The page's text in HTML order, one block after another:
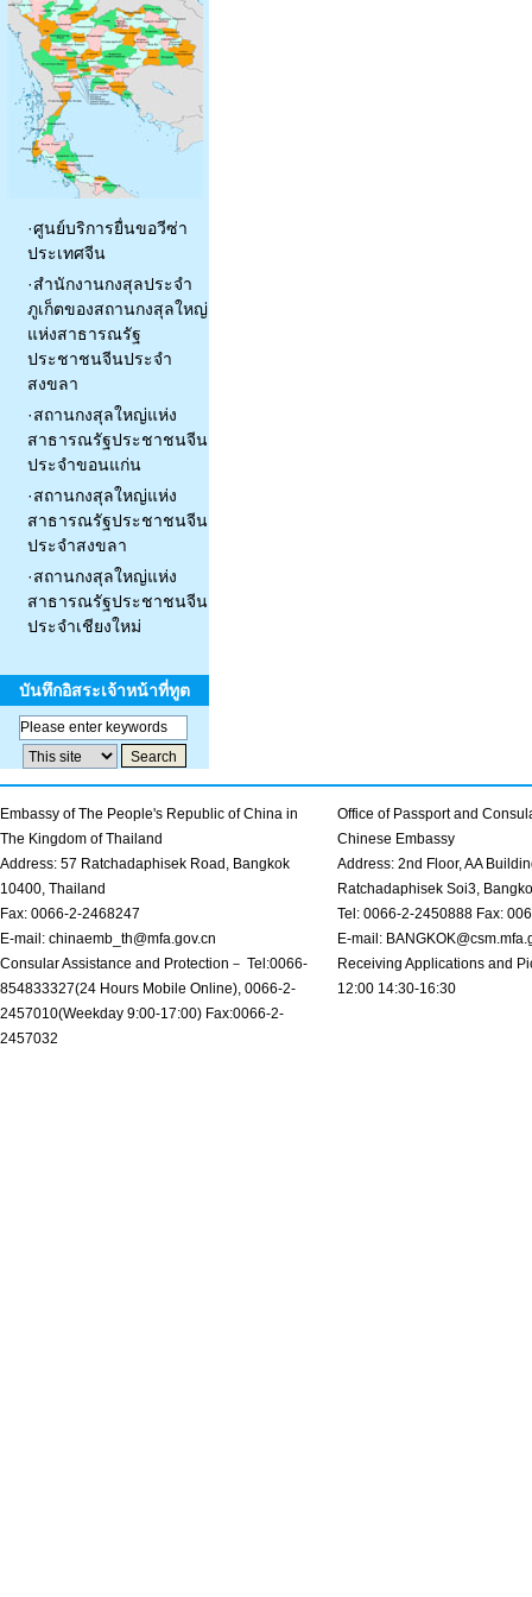
·ศูนย์บริการยื่นขอวีซ่า
ประเทศจีน
·สำนักงานกงสุลประจำ
ภูเก็ตของสถานกงสุลใหญ่
แห่งสาธารณรัฐ
ประชาชนจีนประจำ
สงขลา
·สถานกงสุลใหญ่แห่ง
สาธารณรัฐประชาชนจีน
ประจำขอนแก่น
·สถานกงสุลใหญ่แห่ง
สาธารณรัฐประชาชนจีน
ประจำสงขลา
·สถานกงสุลใหญ่แห่ง
สาธารณรัฐประชาชนจีน
ประจำเชียงใหม่
บันทึกอิสระเจ้าหน้าที่ทูต
Embassy of The People's Republic of China in
The Kingdom of Thailand
Address: 57 Ratchadaphisek Road, Bangkok
10400, Thailand
Fax: 0066-2-2468247
E-mail: chinaemb_th@mfa.gov.cn
Consular Assistance and Protection－ Tel:0066-
854833327(24 Hours Mobile Online), 0066-2-
2457010(Weekday 9:00-17:00) Fax:0066-2-
2457032
Office of Passport and
Chinese Embassy
Address: 2nd Floor, AA
Ratchadaphisek Soi3,
Tel: 0066-2-2450888 Fax:
E-mail:
Receiving Applications and
12:00 14:30-16:30